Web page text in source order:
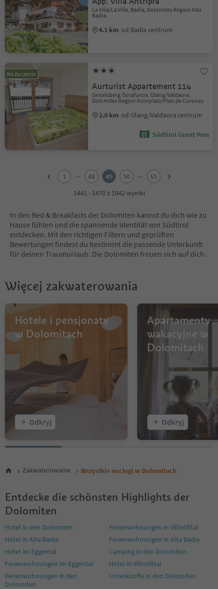
La Villa/La Villa, Badia, Dolomites Region Alta
Badia
4.1 km od Badia centrum
Na życzenie
Aurturist Appartement 114
Geiselsberg/Sorafurcia, Olang/Valdaora,
Dolomites Region Kronplatz/Plan de Corones
2.0 km od Olang/Valdaora centrum
Südtirol Guest Pass
10
11
13
14
16
19
21
29
30
33
35
36
37
38
39
40
41
42
43
44
1 ... 48 49 50 ...
65
1441 - 1470 z 1942 wyniki
In den Bed & Breakfasts der Dolomiten kannst du dich wie zu
Hause fühlen und die spannende Identität von Südtirol
entdecken. Mit den richtigen Filtern und geprüften
Bewertungen findest du bestimmt die passende Unterkunft
für deinen Traumurlaub. Die Dolomiten freuen sich auf dich.
Więcej zakwaterowania
Hotele i pensjonaty
w Dolomitach
Odkryj
Apartamenty
wakacyjne w
Dolomitach
Odkryj
Zakwaterowanie Wszystkie noclegi w Dolomitach
Entdecke die schönsten Highlights der
Dolomiten
Hotel in den Dolomiten
Ferienwohnungen in Villnößtal
Hotel in Alta Badia
Ferienwohnungen in Alta Badia
Hotel im Eggental
Camping in den Dolomiten
Ferienwohnungen im Eggental
Hotel in Villnößtal
Ferienwohnungen in den
Dolomiten
Unterkünfte in den Dolomiten